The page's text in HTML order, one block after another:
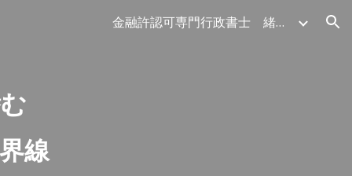
金融許認可専門行政書士 緒方法務事務所:
線